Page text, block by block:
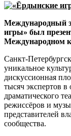
Международный
игры» был
Международном
Санкт-
уникальное
дискуссионная
тысяч экспертов в
драматического
режиссёров и
представителей
сообщества.